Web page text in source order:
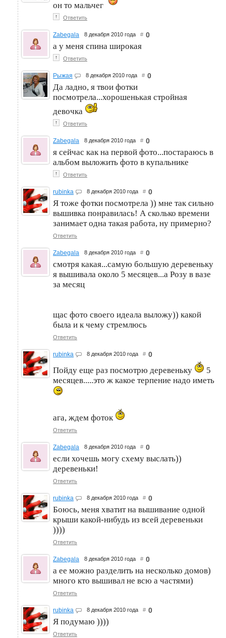
он то мальчег
↑ Ответить
Zabegala 8 декабря 2010 года # 0
а у меня спина широкая
↑ Ответить
Рыжая 8 декабря 2010 года # 0
Да ладно, я твои фотки
посмотрела...хорошенькая стройная
девочка
↑ Ответить
Zabegala 8 декабря 2010 года # 0
я сейчас как на первой фото...постараюсь в
альбом выложить фото в купальнике
↑ Ответить
rubinka 8 декабря 2010 года # 0
Я тоже фотки посмотрела )) мне так сильно
вышивка понравилась! А сколько времени
занимает одна такая работа, ну примерно?
Ответить
Zabegala 8 декабря 2010 года # 0
смотря какая...самую большую деревеньку
я вышивала около 5 месяцев...а Розу в вазе
за месяц
щас фото своего идеала выложу)) какой
была и к чему стремлюсь
Ответить
rubinka 8 декабря 2010 года # 0
Пойду еще раз посмотрю деревеньку
5
месяцев.....это ж какое терпение надо иметь
ага, ждем фоток
Ответить
Zabegala 8 декабря 2010 года # 0
если хочешь могу схему выслать))
деревеньки!
Ответить
rubinka 8 декабря 2010 года # 0
Боюсь, меня хватит на вышивание одной
крыши какой-нибудь из всей деревеньки
))))
Ответить
Zabegala 8 декабря 2010 года # 0
а ее можно разделить на несколько домов)
много кто вышивал не всю а частями)
Ответить
rubinka 8 декабря 2010 года # 0
Я подумаю ))))
Ответить